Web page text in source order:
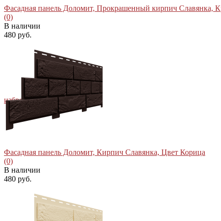
избранное сравнить
Фасадная панель Доломит, Прокрашенный кирпич Славянка,
(0)
В наличии
480 руб.
Фасадная панель Доломит, Кирпич Славянка, Цвет Корица
(0)
В наличии
480 руб.